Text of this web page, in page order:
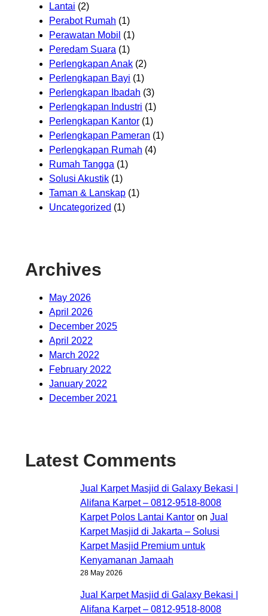
Lantai (2)
Perabot Rumah (1)
Perawatan Mobil (1)
Peredam Suara (1)
Perlengkapan Anak (2)
Perlengkapan Bayi (1)
Perlengkapan Ibadah (3)
Perlengkapan Industri (1)
Perlengkapan Kantor (1)
Perlengkapan Pameran (1)
Perlengkapan Rumah (4)
Rumah Tangga (1)
Solusi Akustik (1)
Taman & Lanskap (1)
Uncategorized (1)
Archives
May 2026
April 2026
December 2025
April 2022
March 2022
February 2022
January 2022
December 2021
Latest Comments
Jual Karpet Masjid di Galaxy Bekasi |
Alifana Karpet – 0812-9518-8008
Karpet Polos Lantai Kantor on Jual
Karpet Masjid di Jakarta – Solusi
Karpet Masjid Premium untuk
Kenyamanan Jamaah
28 May 2026
Jual Karpet Masjid di Galaxy Bekasi |
Alifana Karpet – 0812-9518-8008